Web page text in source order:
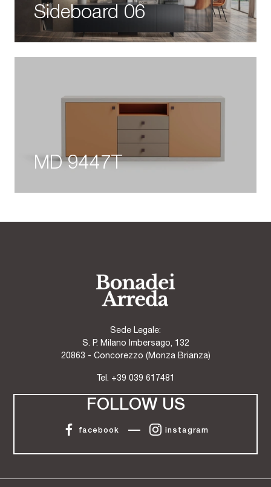
Sideboard 06
MD 9447T
Sede Legale:
S. P. Milano Imbersago, 132
20863 - Concorezzo (Monza Brianza)
Tel. +39 039 617481
FOLLOW US
facebook instagram